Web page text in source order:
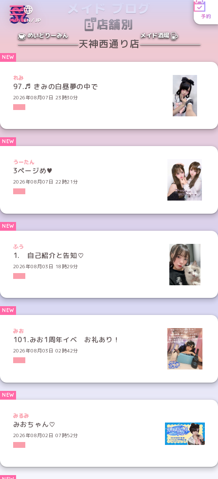
MENUEN／JP
予約
めいどりーみん メイド酒場
メイド ブログ
店舗別
天神西通り店
れみ
97.♬ きみの白昼夢の中で
2026年08月07日 23時30分
うーたん
3ページめ♥
2026年08月07日 22時21分
ふう
1. 自己紹介と告知♡
2026年08月03日 18時29分
みお
101.みお1周年イベ お礼あり！
2026年08月03日 02時42分
みるみ
みおちゃん♡
2026年08月02日 07時52分